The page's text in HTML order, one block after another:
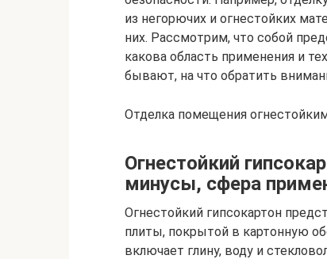
из негорючих и огнестойких
них. Рассмотрим, что собой
какова область применения и
бывают, на что обратить
Отделка помещения
Огнестойкий
минусы, сфера
Огнестойкий гипсокартон
плиты, покрытой в картонную
включает глину, воду и